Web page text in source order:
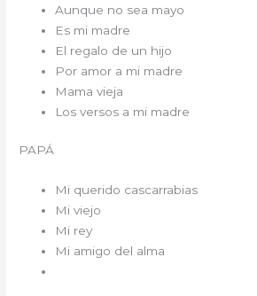
Aunque no sea mayo
Es mi madre
El regalo de un hijo
Por amor a mi madre
Mama vieja
Los versos a mi madre
PAPÁ
Mi querido cascarrabias
Mi viejo
Mi rey
Mi amigo del alma